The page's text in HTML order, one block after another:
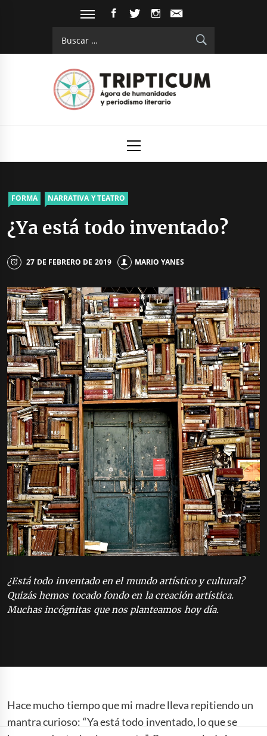
FACEBOOKTWITTERINSTAGRAM
principal
FORMA NARRATIVA Y TEATRO
¿Ya está todo inventado?
27 DE FEBRERO DE 2019 MARIO YANES
¿Está todo inventado en el mundo artístico y cultural?
Quizás hemos tocado fondo en la creación artística.
Muchas incógnitas que nos planteamos hoy día.
Hace mucho tiempo que mi madre lleva repitiendo un
mantra curioso: “Ya está todo inventado, lo que se